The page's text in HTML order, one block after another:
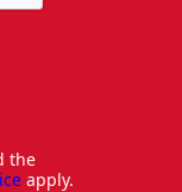
the
apply.